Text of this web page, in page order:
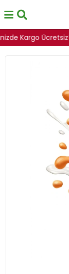
Kargo Ücretsiz!